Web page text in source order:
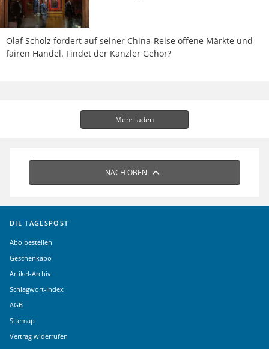
Olaf Scholz fordert auf seiner China-Reise offene Märkte und
fairen Handel. Findet der Kanzler Gehör?
Mehr laden
NACH OBEN
DIE TAGESPOST
Abo bestellen
Geschenkabo
Artikel-Archiv
Schlagwort-Index
AGB
Sitemap
Vertrag widerrufen